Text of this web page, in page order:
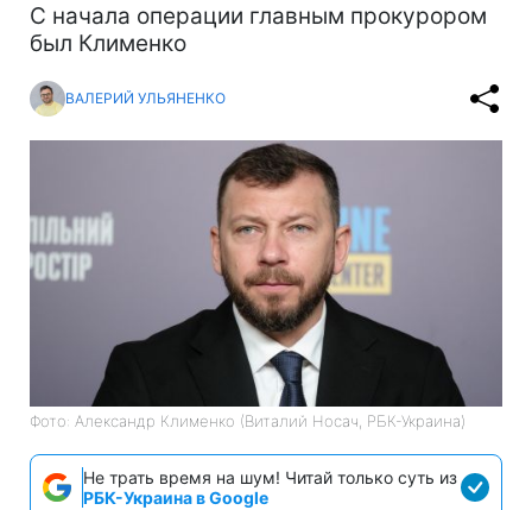
С начала операции главным прокурором
был Клименко
ВАЛЕРИЙ УЛЬЯНЕНКО
Фото: Александр Клименко (Виталий Носач, РБК-Украина)
Не трать время на шум! Читай только суть из
РБК-Украина в Google